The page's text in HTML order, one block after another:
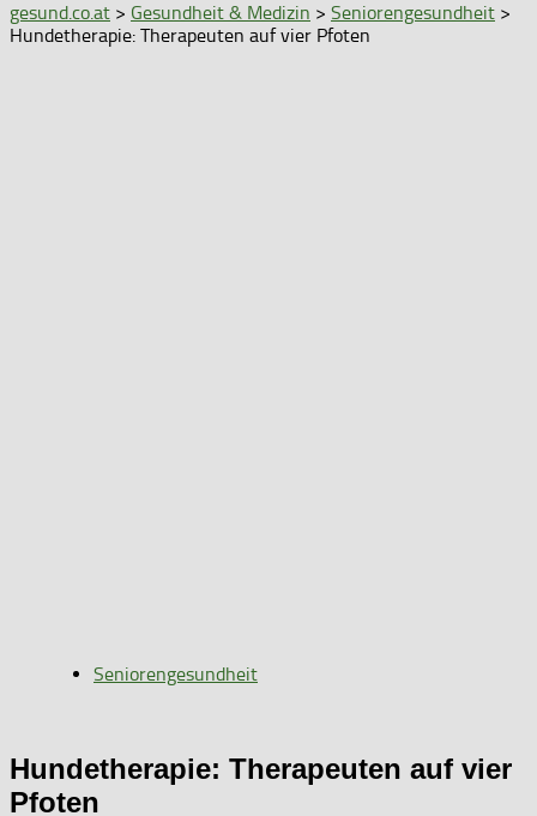
gesund.co.at > Gesundheit & Medizin > Seniorengesundheit >
Hundetherapie: Therapeuten auf vier Pfoten
Seniorengesundheit
Hundetherapie: Therapeuten auf vier
Pfoten